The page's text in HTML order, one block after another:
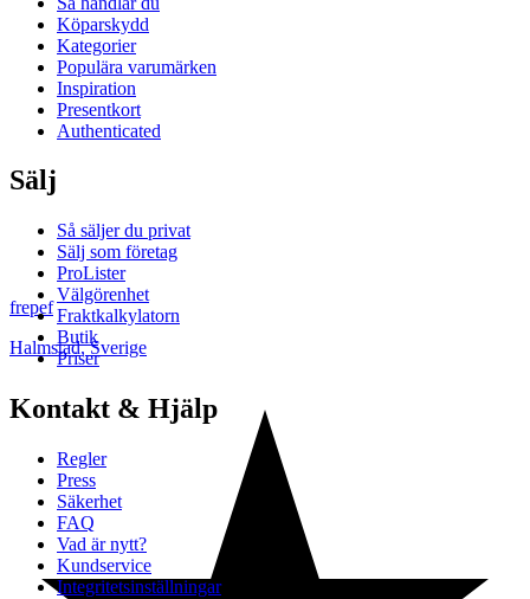
frepef
Halmstad,Sverige
Köparskydd
Kategorier
Populära varumärken
Inspiration
Presentkort
Authenticated
Sälj
Så säljer du privat
Sälj som företag
ProLister
Välgörenhet
Fraktkalkylatorn
Butik
Priser
Kontakt & Hjälp
Regler
Press
Säkerhet
FAQ
Vad är nytt?
Kundservice
Integritetsinställningar